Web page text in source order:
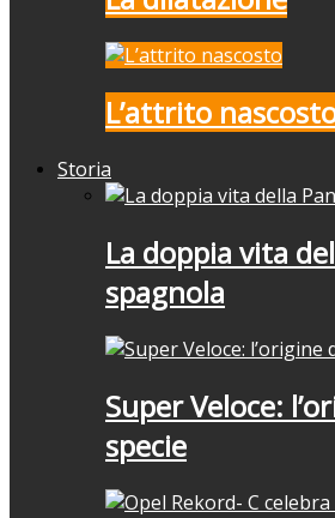
L’attrito
Storia
La doppia vita
spagnola
Super Veloce:
specie